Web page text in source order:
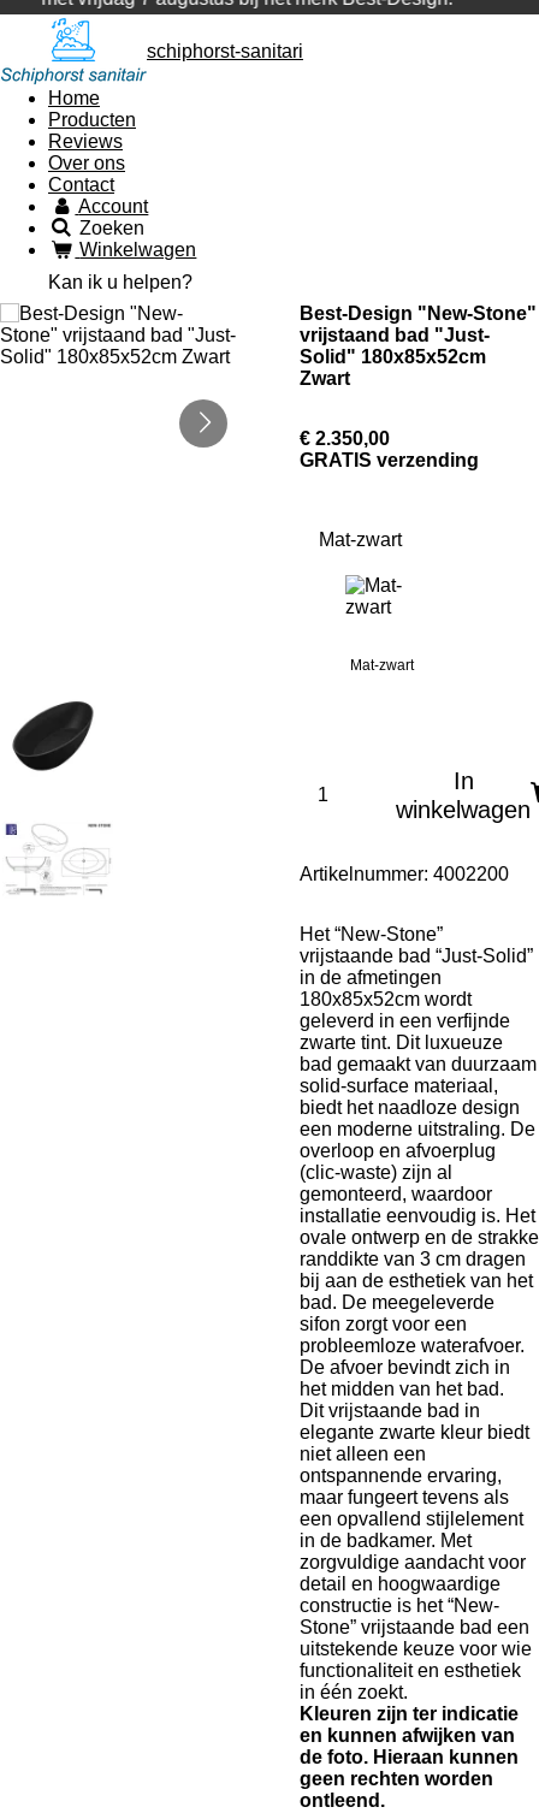
schiphorst-sanitari
Home
Producten
Reviews
Over ons
Contact
Account
Zoeken
Winkelwagen
Kan ik u helpen?
Best-Design "New-Stone"
vrijstaand bad "Just-
Solid" 180x85x52cm
Zwart
€ 2.350,00
GRATIS verzending
Mat-zwart
Mat-zwart
In
winkelwagen
Artikelnummer: 4002200
Het “New-Stone”
vrijstaande bad “Just-Solid”
in de afmetingen
180x85x52cm wordt
geleverd in een verfijnde
zwarte tint. Dit luxueuze
bad gemaakt van duurzaam
solid-surface materiaal,
biedt het naadloze design
een moderne uitstraling. De
overloop en afvoerplug
(clic-waste) zijn al
gemonteerd, waardoor
installatie eenvoudig is. Het
ovale ontwerp en de strakke
randdikte van 3 cm dragen
bij aan de esthetiek van het
bad. De meegeleverde
sifon zorgt voor een
probleemloze waterafvoer.
De afvoer bevindt zich in
het midden van het bad.
Dit vrijstaande bad in
elegante zwarte kleur biedt
niet alleen een
ontspannende ervaring,
maar fungeert tevens als
een opvallend stijlelement
in de badkamer. Met
zorgvuldige aandacht voor
detail en hoogwaardige
constructie is het “New-
Stone” vrijstaande bad een
uitstekende keuze voor wie
functionaliteit en esthetiek
in één zoekt.
Kleuren zijn ter indicatie
en kunnen afwijken van
de foto. Hieraan kunnen
geen rechten worden
ontleend.